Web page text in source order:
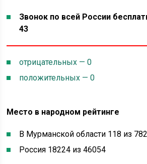
Звонок по всей России
43
отрицательных — 0
положительных — 0
Место в народном рейтинге
В Мурманской области 118 из 782
Россия 18224 из 46054